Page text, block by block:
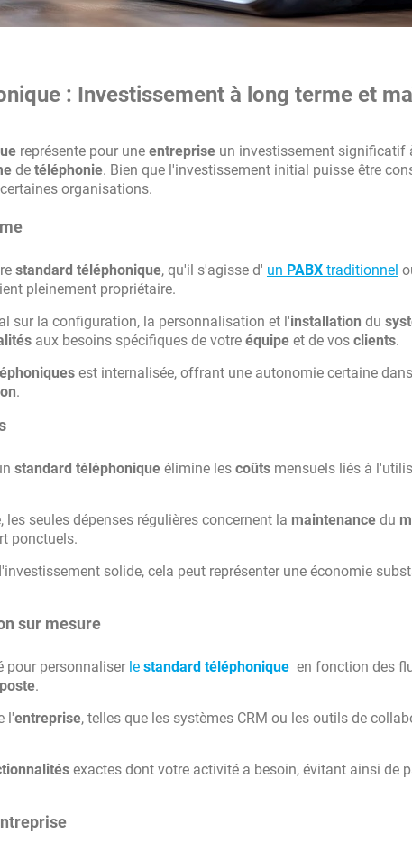
: Investissement à long terme et
représente pour une entreprise un investissement significatif
de téléphonie. Bien que l'investissement initial puisse être
organisations.
standard téléphonique, qu'il s'agisse d' un PABX traditionnel
pleinement propriétaire.
sur la configuration, la personnalisation et l'installation du
aux besoins spécifiques de votre équipe et de vos clients.
est internalisée, offrant une autonomie certaine dans
.
standard téléphonique élimine les coûts mensuels liés à
seules dépenses régulières concernent la maintenance du
ponctuels.
solide, cela peut représenter une économie
sur mesure
pour personnaliser le standard téléphonique en fonction des
poste.
l'entreprise, telles que les systèmes CRM ou les outils de
exactes dont votre activité a besoin, évitant ainsi de